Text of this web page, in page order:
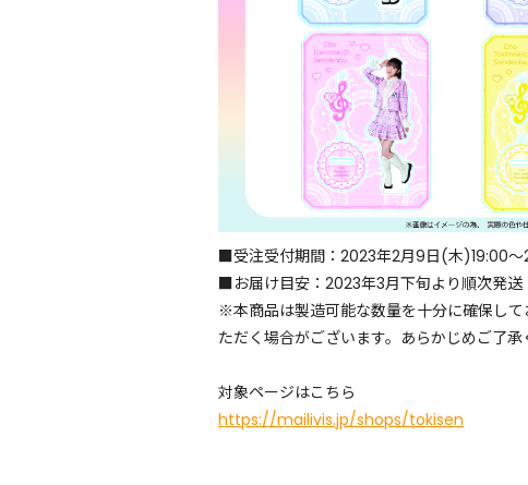
■受注受付期間：2023年2月9日(木)19:00
■お届け目安：2023年3月下旬より順次発送
※本商品は製造可能な数量を十分に確保し
ただく場合がございます。あらかじめご了承
対象ページはこちら
https://mailivis.jp/shops/tokisen